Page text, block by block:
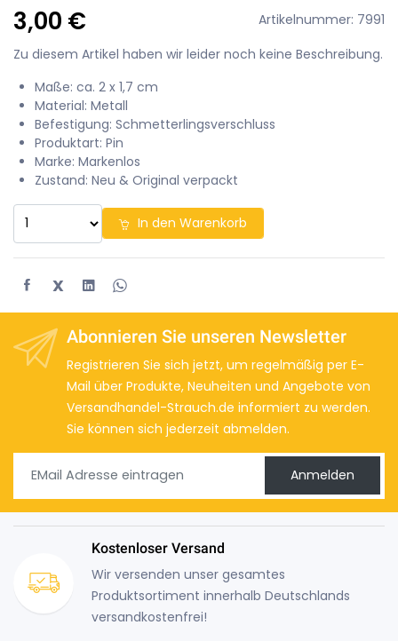
3,00 €
Artikelnummer: 7991
Zu diesem Artikel haben wir leider noch keine Beschreibung.
Maße: ca. 2 x 1,7 cm
Material: Metall
Befestigung: Schmetterlingsverschluss
Produktart: Pin
Marke: Markenlos
Zustand: Neu & Original verpackt
In den Warenkorb
X
Abonnieren Sie unseren Newsletter
Registrieren Sie sich jetzt, um regelmäßig per E-
Mail über Produkte, Neuheiten und Angebote von
Versandhandel-Strauch.de informiert zu werden.
Sie können sich jederzeit abmelden.
Anmelden
Kostenloser Versand
Wir versenden unser gesamtes
Produktsortiment innerhalb Deutschlands
versandkostenfrei!